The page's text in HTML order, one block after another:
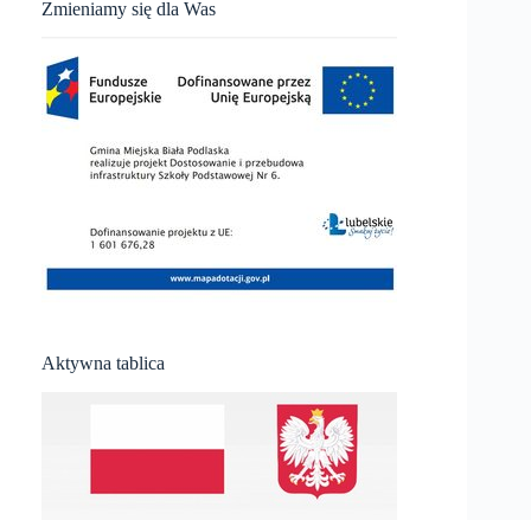
Zmieniamy się dla Was
Aktywna tablica